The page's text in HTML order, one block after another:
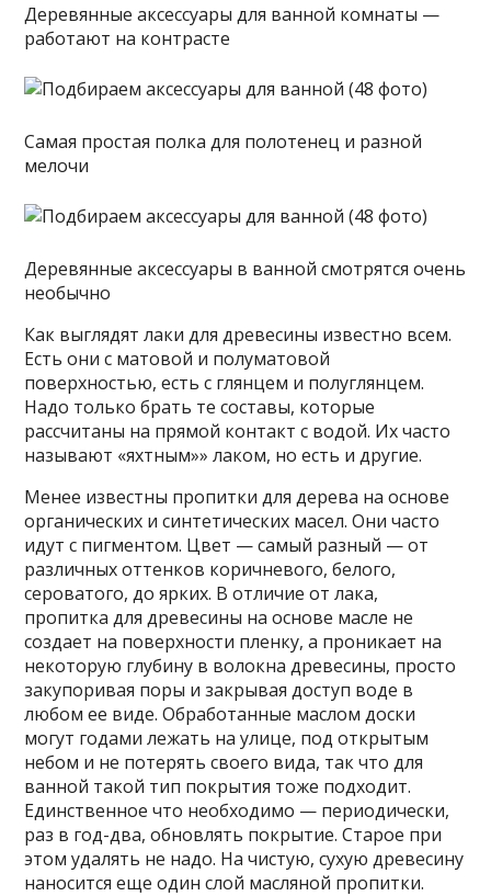
Деревянные аксессуары для ванной комнаты —
работают на контрасте
Самая простая полка для полотенец и разной
мелочи
Деревянные аксессуары в ванной смотрятся очень
необычно
Как выглядят лаки для древесины известно всем.
Есть они с матовой и полуматовой
поверхностью, есть с глянцем и полуглянцем.
Надо только брать те составы, которые
рассчитаны на прямой контакт с водой. Их часто
называют «яхтным»» лаком, но есть и другие.
Менее известны пропитки для дерева на основе
органических и синтетических масел. Они часто
идут с пигментом. Цвет — самый разный — от
различных оттенков коричневого, белого,
сероватого, до ярких. В отличие от лака,
пропитка для древесины на основе масле не
создает на поверхности пленку, а проникает на
некоторую глубину в волокна древесины, просто
закупоривая поры и закрывая доступ воде в
любом ее виде. Обработанные маслом доски
могут годами лежать на улице, под открытым
небом и не потерять своего вида, так что для
ванной такой тип покрытия тоже подходит.
Единственное что необходимо — периодически,
раз в год-два, обновлять покрытие. Старое при
этом удалять не надо. На чистую, сухую древесину
наносится еще один слой масляной пропитки.